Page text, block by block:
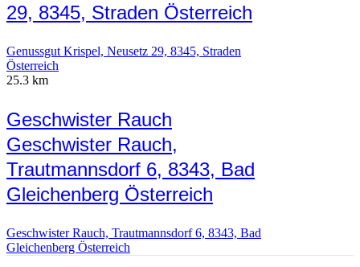
29, 8345, Straden Österreich
Genussgut Krispel, Neusetz 29, 8345, Straden
Österreich
25.3 km
Geschwister Rauch
Geschwister Rauch,
Trautmannsdorf 6, 8343, Bad
Gleichenberg Österreich
Geschwister Rauch, Trautmannsdorf 6, 8343, Bad
Gleichenberg Österreich